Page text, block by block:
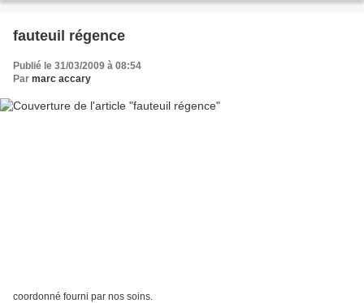
fauteuil régence
Publié le 31/03/2009 à 08:54
Par marc accary
coordonné fourni par nos soins.